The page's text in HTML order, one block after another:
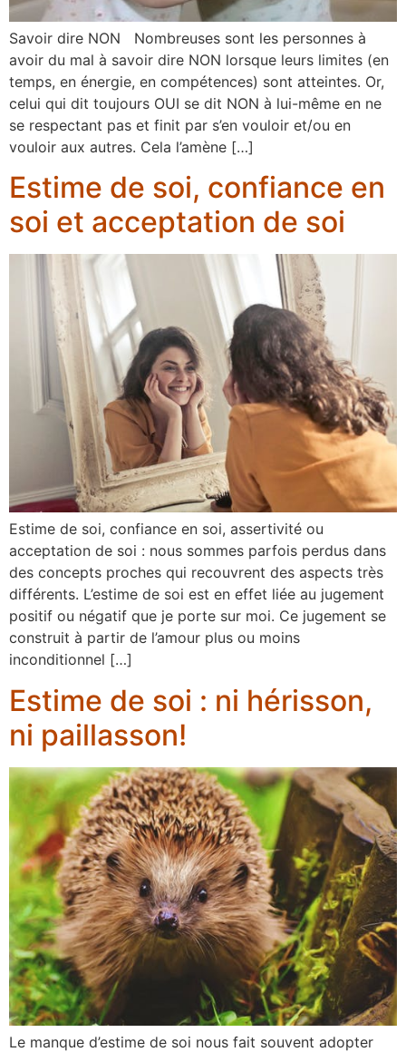
Savoir dire NON Nombreuses sont les personnes à
avoir du mal à savoir dire NON lorsque leurs limites (en
temps, en énergie, en compétences) sont atteintes. Or,
celui qui dit toujours OUI se dit NON à lui-même en ne
se respectant pas et finit par s’en vouloir et/ou en
vouloir aux autres. Cela l’amène […]
Estime de soi, confiance en
soi et acceptation de soi
Estime de soi, confiance en soi, assertivité ou
acceptation de soi : nous sommes parfois perdus dans
des concepts proches qui recouvrent des aspects très
différents. L’estime de soi est en effet liée au jugement
positif ou négatif que je porte sur moi. Ce jugement se
construit à partir de l’amour plus ou moins
inconditionnel […]
Estime de soi : ni hérisson,
ni paillasson!
Le manque d’estime de soi nous fait souvent adopter